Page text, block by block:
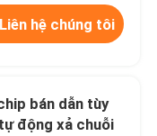
Liên hệ chúng tôi
bán dẫn tùy
động xả chuỗi